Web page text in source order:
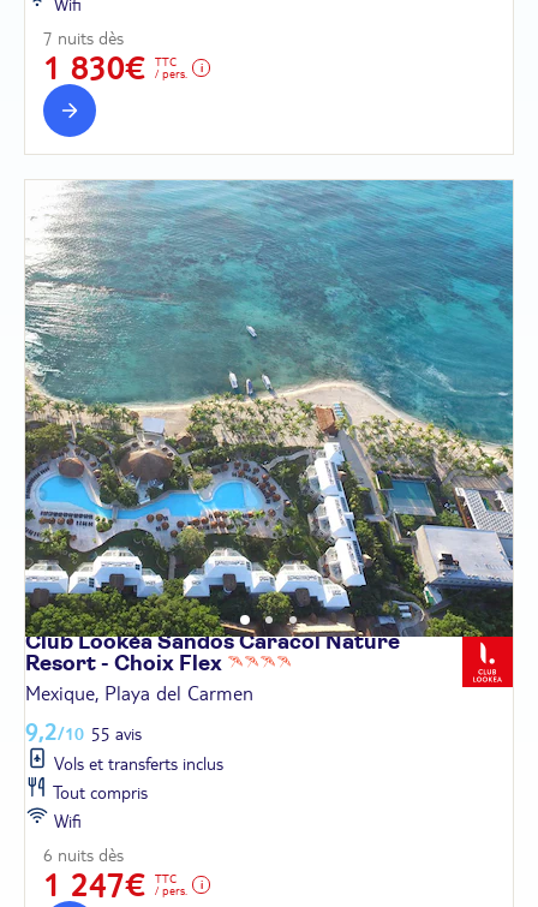
Wifi
7 nuits dès
1 830€
TTC
/ pers.
Club Lookéa Sandos Caracol Nature
Resort - Choix Flex
Mexique, Playa del Carmen
9,2/10 55 avis
Vols et transferts inclus
Tout compris
Wifi
6 nuits dès
1 247€
TTC
/ pers.